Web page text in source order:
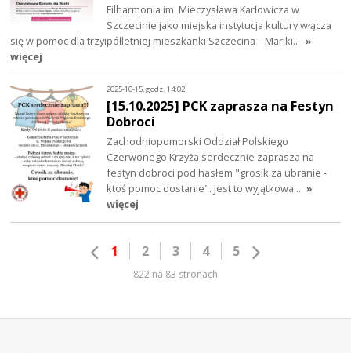
Filharmonia im. Mieczysława Karłowicza w
Szczecinie jako miejska instytucja kultury włącza
się w pomoc dla trzyipółletniej mieszkanki Szczecina – Mariki… »
więcej
2025-10-15, godz. 14:02
[15.10.2025] PCK zaprasza na Festyn
Dobroci
Zachodniopomorski Oddział Polskiego
Czerwonego Krzyża serdecznie zaprasza na
festyn dobroci pod hasłem "grosik za ubranie -
ktoś pomoc dostanie". Jest to wyjątkowa… »
więcej
1 2 3 4 5
822 na 83 stronach